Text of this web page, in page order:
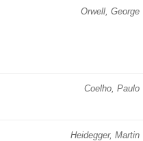
Orwell, George
Coelho, Paulo
Heidegger, Martin